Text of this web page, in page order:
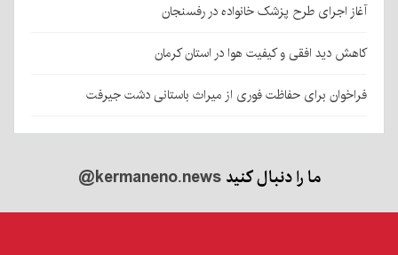
آغاز اجرای طرح پزشک خانواده در رفسنجان
کاهش دید افقی و کیفیت هوا در استان کرمان
فراخوان برای حفاظت فوری از میراث باستانی دشت جیرفت
ما را دنبال کنید@kermaneno.news